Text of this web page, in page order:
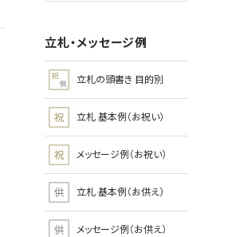
立札・メッセージ例
立札の頭書き 目的別
立札 基本例（お祝い）
メッセージ例（お祝い）
立札 基本例（お供え）
メッセージ例（お供え）